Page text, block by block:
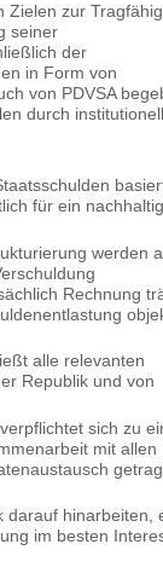
Zielen zur
seiner
der
in Form von
von PDVSA
durch
für ein
werden
Rechnung
alle relevanten
Republik und von
sich zu
mit allen
darauf hinarbeiten,
im besten